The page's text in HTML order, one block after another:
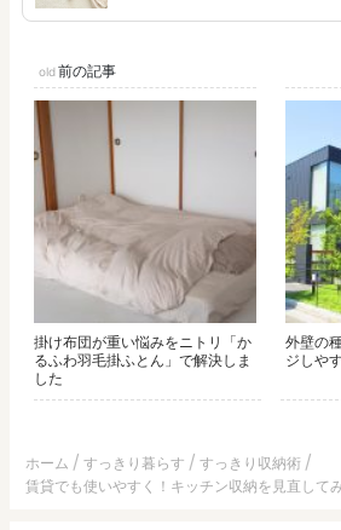
前の記事
掛け布団が重い悩みをニトリ「か
るふわ羽毛掛ふとん」で解決しま
した
外壁の
ジしや
ホーム すっきり暮らす
すっきり収納術
賃貸でも使いやすく！キッチン収納を見直して